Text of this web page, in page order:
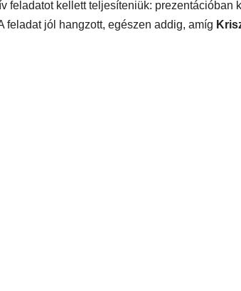
feladatot kellett teljesíteniük: prezentációban
feladat jól hangzott, egészen addig, amíg